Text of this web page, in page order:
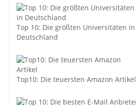
Top 10: Die größten Universitäten in
Deutschland
Top10: Die teuersten Amazon Artikel